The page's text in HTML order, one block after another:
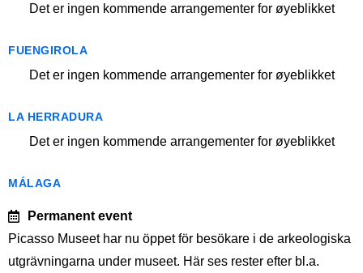
Det er ingen kommende arrangementer for øyeblikket
FUENGIROLA
Det er ingen kommende arrangementer for øyeblikket
LA HERRADURA
Det er ingen kommende arrangementer for øyeblikket
MÁLAGA
Permanent event
Picasso Museet har nu öppet för besökare i de arkeologiska
utgrävningarna under museet. Här ses rester efter bl.a.